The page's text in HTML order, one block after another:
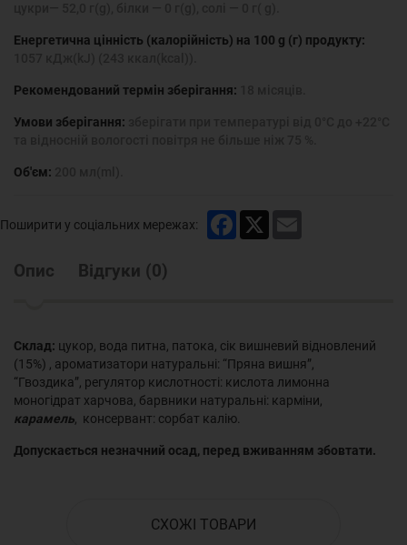
Енергетична цінність (калорійність) на 100 g (г) продукту:
Рекомендований термін зберігання:
Умови зберігання:
Об'єм:
Поширити у соціальних мережах: Facebook
Опис Відгуки (0)
Склад: цукор, вода питна, патока, сік вишневий відновлений
(15%) , ароматизатори натуральні: “Пряна вишня”,
“Гвоздика”, регулятор кислотності: кислота лимонна
моногідрат харчова, барвники натуральні: карміни,
карамель , консервант: сорбат калію.
Допускається незначний осад, перед вживанням збовтати.
СХОЖІ ТОВАРИ